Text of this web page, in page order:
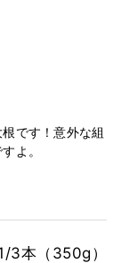
です！意外な組
よ。
3本（350g）